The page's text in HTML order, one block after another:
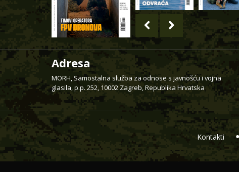
Adresa
MORH, Samostalna služba za odnose s javnošću i vojna
glasila, p.p. 252, 10002 Zagreb, Republika Hrvatska
Kontakti